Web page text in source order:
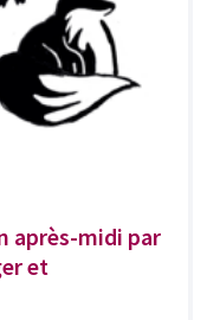
après-midi par
et